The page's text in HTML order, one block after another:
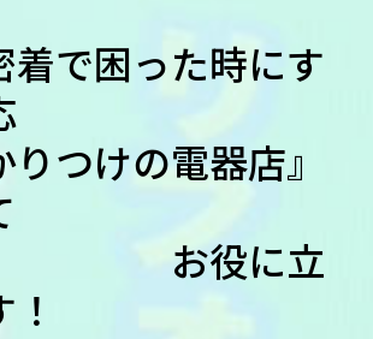
着で困った時にす
りつけの電器店』
役に立